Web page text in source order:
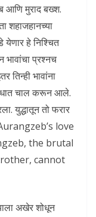
आणि मुराद बख्श.
शहाजहानच्या
येणार हे निश्चित
भावांचा प्रश्नच
तिन्ही भावांना
चाल करून आले.
युद्धातून तो फरार
love
the brutal
cannot
अखेर शोधून